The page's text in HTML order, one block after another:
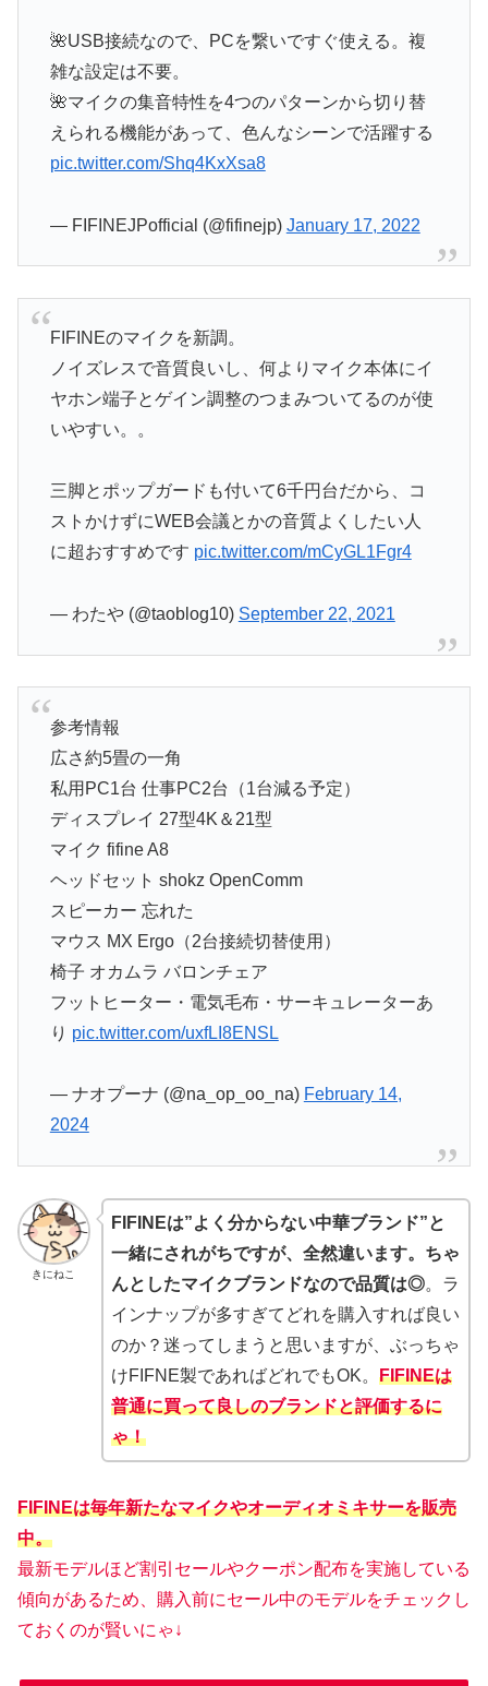
🌺USB接続なので、PCを繋いですぐ使える。複
雑な設定は不要。
🌺マイクの集音特性を4つのパターンから切り替
えられる機能があって、色んなシーンで活躍する
pic.twitter.com/Shq4KxXsa8
— FIFINEJPofficial (@fifinejp) January 17, 2022
FIFINEのマイクを新調。
ノイズレスで音質良いし、何よりマイク本体にイ
ヤホン端子とゲイン調整のつまみついてるのが使
いやすい。。
三脚とポップガードも付いて6千円台だから、コ
ストかけずにWEB会議とかの音質よくしたい人
に超おすすめです pic.twitter.com/mCyGL1Fgr4
— わたや (@taoblog10) September 22, 2021
参考情報
広さ約5畳の一角
私用PC1台 仕事PC2台（1台減る予定）
ディスプレイ 27型4K＆21型
マイク fifine A8
ヘッドセット shokz OpenComm
スピーカー 忘れた
マウス MX Ergo（2台接続切替使用）
椅子 オカムラ バロンチェア
フットヒーター・電気毛布・サーキュレーターあ
り pic.twitter.com/uxfLI8ENSL
— ナオプーナ (@na_op_oo_na) February 14,
2024
きにねこ
FIFINEは”よく分からない中華ブランド”と
一緒にされがちですが、全然違います。ちゃ
んとしたマイクブランドなので品質は◎。ラ
インナップが多すぎてどれを購入すれば良い
のか？迷ってしまうと思いますが、ぶっちゃ
けFIFNE製であればどれでもOK。 FIFINEは
普通に買って良しのブランドと評価するに
ゃ！
FIFINEは毎年新たなマイクやオーディオミキサーを販売
中。
最新モデルほど割引セールやクーポン配布を実施している
傾向があるため、購入前にセール中のモデルをチェックし
ておくのが賢いにゃ↓